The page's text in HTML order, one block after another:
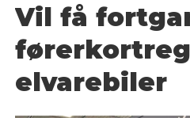
Vil få
elvarebiler